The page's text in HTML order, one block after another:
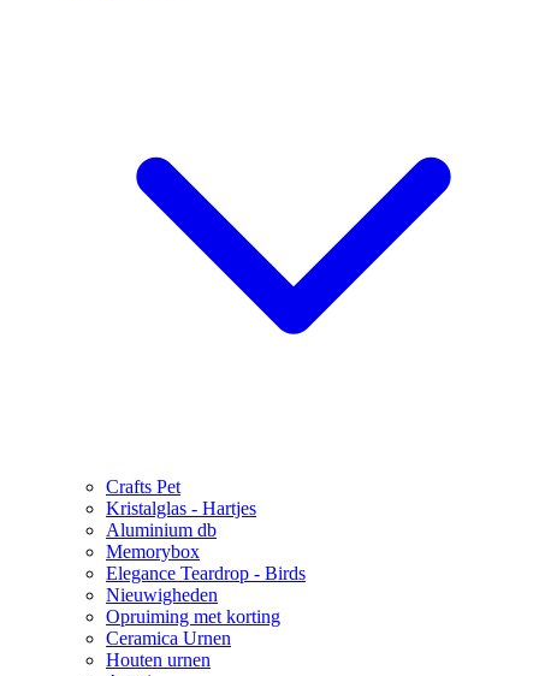
Crafts Pet
Kristalglas - Hartjes
Aluminium db
Memorybox
Elegance Teardrop - Birds
Nieuwigheden
Opruiming met korting
Ceramica Urnen
Houten urnen